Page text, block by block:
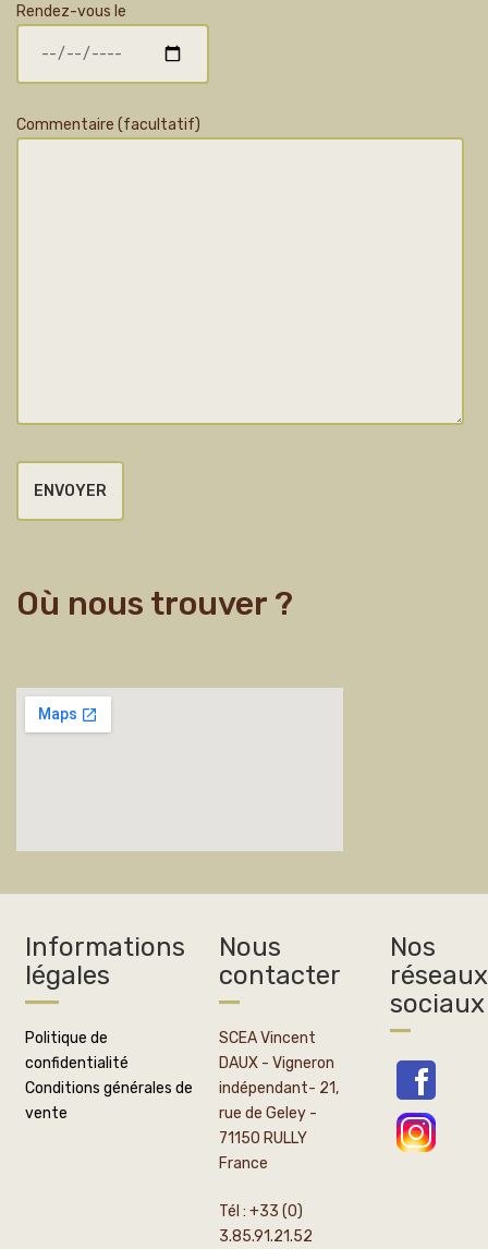
Rendez-vous le
Commentaire (facultatif)
Où nous trouver ?
Informations
légales
Politique de
confidentialité
Conditions générales de
vente
Nous
contacter
SCEA Vincent
DAUX - Vigneron
indépendant- 21,
rue de Geley -
71150 RULLY
France
Tél : +33 (0)
3.85.91.21.52
Nos
réseaux
sociaux